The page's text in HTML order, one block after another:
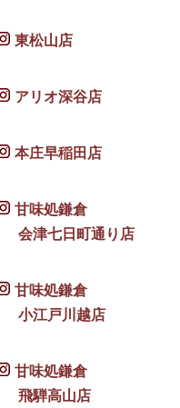
東松山店
アリオ深谷店
本庄早稲田店
甘味処鎌倉
会津七日町通り店
甘味処鎌倉
小江戸川越店
甘味処鎌倉
飛騨高山店